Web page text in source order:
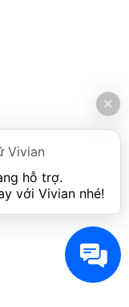
Vivian
hỗ trợ.
với Vivian nhé!